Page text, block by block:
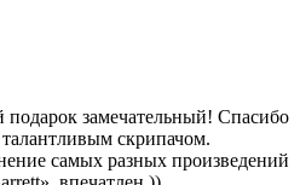
замечательный! Спасибо
талантливым скрипачом.
самых разных произведений